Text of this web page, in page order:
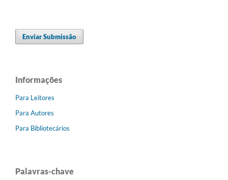
Enviar Submissão
Informações
Para Leitores
Para Autores
Para Bibliotecários
Palavras-chave